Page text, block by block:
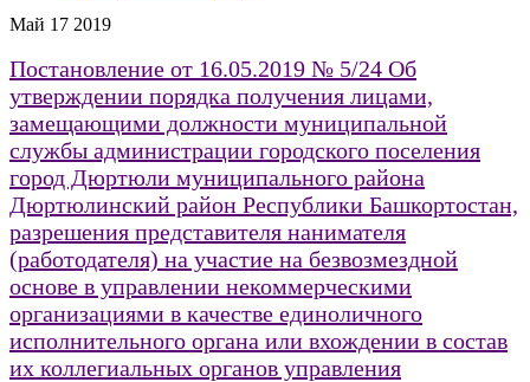
Май 17 2019
Постановление от 16.05.2019 № 5/24 Об
утверждении порядка получения лицами,
замещающими должности муниципальной
службы администрации городского поселения
город Дюртюли муниципального района
Дюртюлинский район Республики Башкортостан,
разрешения представителя нанимателя
(работодателя) на участие на безвозмездной
основе в управлении некоммерческими
организациями в качестве единоличного
исполнительного органа или вхождении в состав
их коллегиальных органов управления